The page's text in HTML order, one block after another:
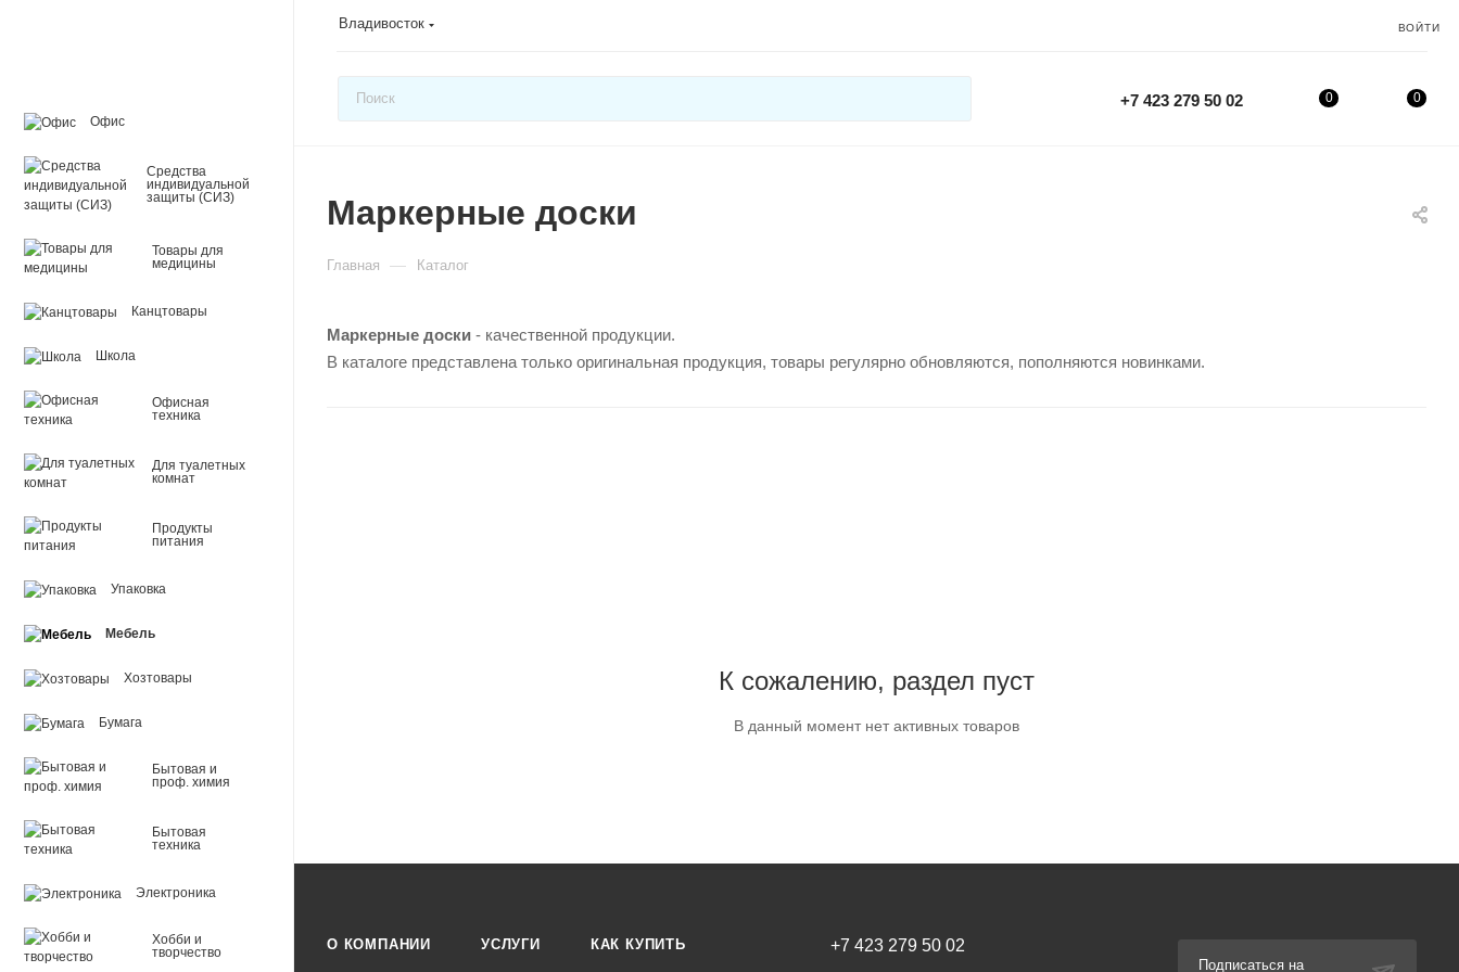
Владивосток ВОЙТИ
+7 423 279 50 02 0
0
Офис
Средства
индивидуальной
защиты (СИЗ)
Товары для
медицины
Канцтовары
Школа
Офисная
техника
Для туалетных
комнат
Продукты
питания
Упаковка
Мебель
Хозтовары
Бумага
Бытовая и
проф. химия
Бытовая
техника
Электроника
Хобби и
творчество
Маркерные доски
Главная — Каталог
Маркерные доски - качественной продукции.
В каталоге представлена только оригинальная продукция, товары регулярно обновляются, пополняются новинками.
К сожалению, раздел пуст
В данный момент нет активных товаров
О КОМПАНИИ УСЛУГИ КАК КУПИТЬ +7 423 279 50 02
Подписаться на